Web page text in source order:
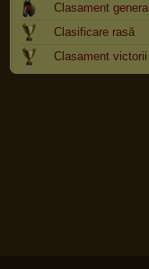
Clasament general
Clasificare rasă
Clasament victorii